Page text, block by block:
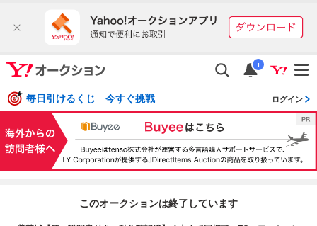
i
毎日引けるくじ 今すぐ挑戦 ログイン
このオークションは終了しています